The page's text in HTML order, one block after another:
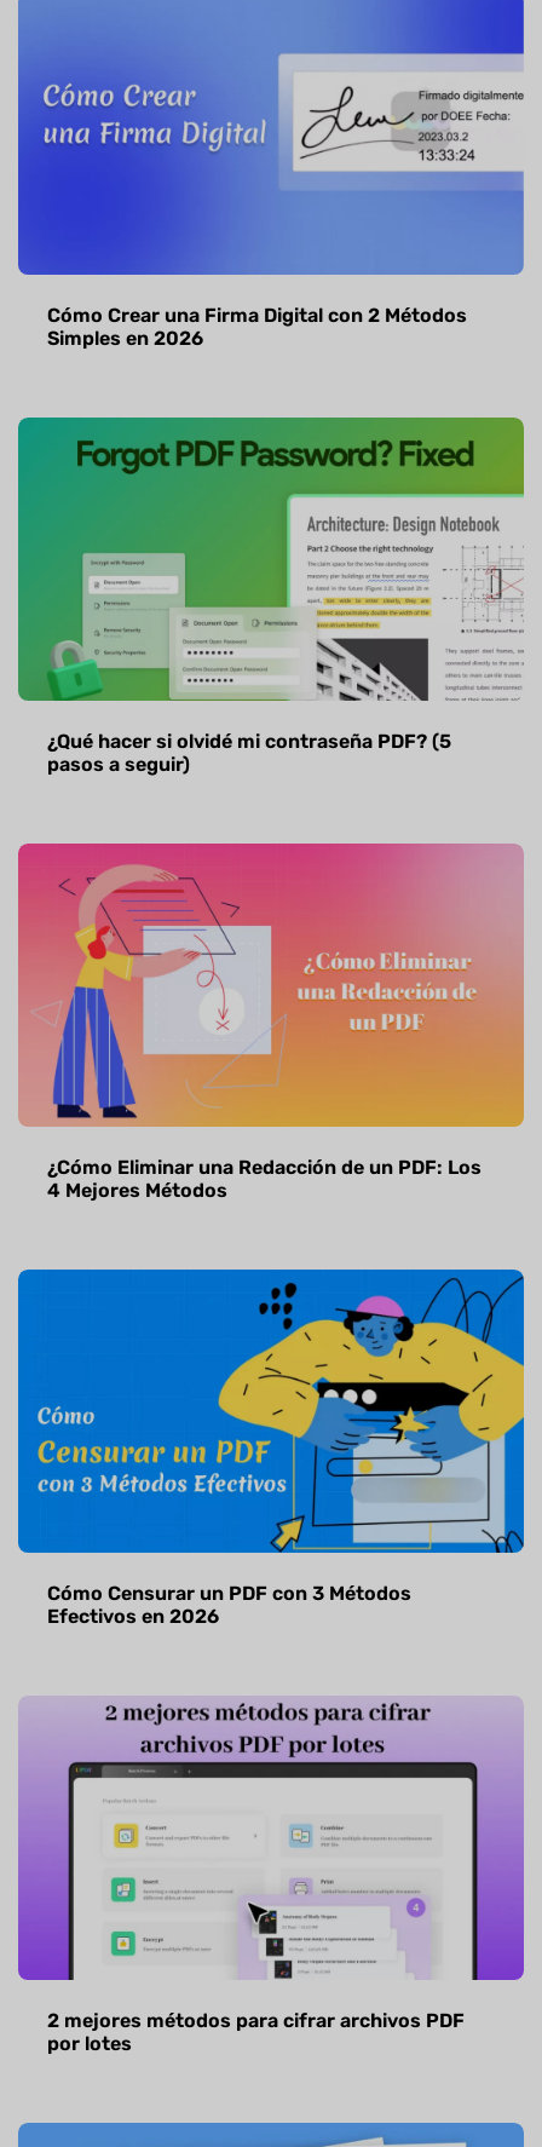
Cómo Crear una Firma Digital con 2 Métodos
Simples en 2026
¿Qué hacer si olvidé mi contraseña PDF? (5
pasos a seguir)
¿Cómo Eliminar una Redacción de un PDF: Los
4 Mejores Métodos
Cómo Censurar un PDF con 3 Métodos
Efectivos en 2026
2 mejores métodos para cifrar archivos PDF
por lotes